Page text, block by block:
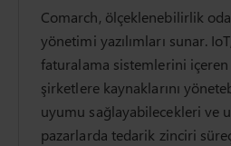
Comarch, ölçeklenebilirlik
yönetimi yazılımları sunar.
faturalama sistemlerini
şirketlere kaynaklarını
uyumu sağlayabilecekleri ve
pazarlarda tedarik zinciri